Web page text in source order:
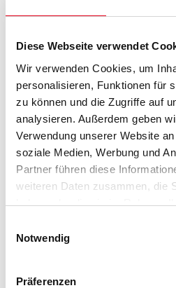
Diese Webseite verwendet
Wir verwenden Cookies, um
personalisieren, Funktionen für
zu können und die Zugriffe auf
analysieren. Außerdem geben
Verwendung unserer Website
soziale Medien, Werbung und
Partner führen diese
weiteren Daten zusammen, die
haben oder die sie im Rahmen
Notwendig
Präferenzen
Länge in centimeter
Gebinde
Umrechnungsfaktoren